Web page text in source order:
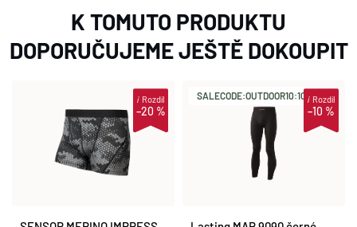
K TOMUTO PRODUKTU
DOPORUČUJEME JEŠTĚ DOKOUPIT
–20 %
iRozdíl SALECODE:OUTDOOR10:10:%
–10 %
iRozdíl